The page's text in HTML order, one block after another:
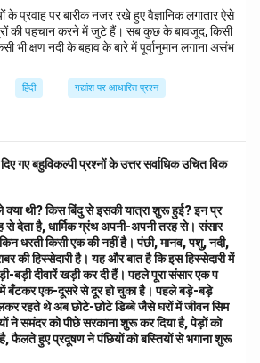
के प्रवाह पर बारीक नजर रखे हुए वैज्ञानिक लगातार ऐसे
की पहचान करने में जुटे हैं। सब कुछ के बावजूद, किसी
भी क्षण नदी के बहाव के बारे में पूर्वानुमान लगाना असंभ
हिंदी गद्यांश पर आधारित प्रश्न
गए बहुविकल्पी प्रश्नों के उत्तर सर्वाधिक उचित विक
थी? किस बिंदु से इसकी यात्रा शुरू हुई? इन प्र
से देता है, धार्मिक ग्रंथ अपनी-अपनी तरह से। संसार
धरती किसी एक की नहीं है। पंछी, मानव, पशु, नदी,
की हिस्सेदारी है। यह और बात है कि इस हिस्सेदारी में
बड़ी दीवारें खड़ी कर दी हैं। पहले पूरा संसार एक प
में बँटकर एक-दूसरे से दूर हो चुका है। पहले बड़े-बड़े
रहते थे अब छोटे-छोटे डिब्बे जैसे घरों में जीवन सिम
ने समंदर को पीछे सरकाना शुरू कर दिया है, पेड़ों को
फैलते हुए प्रदूषण ने पंछियों को बस्तियों से भगाना शुरू